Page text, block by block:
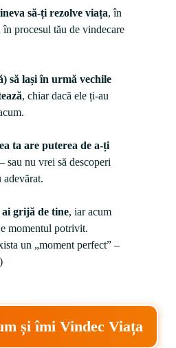
să-ți rezolve viața, în
procesul tău de vindecare
să lași în urmă vechile
, chiar dacă ele ți-au
ta are puterea de a-ți
– sau nu vrei să descoperi
grijă de tine, iar acum
momentul potrivit.
un „moment perfect” –
și îmi Vindec Viața